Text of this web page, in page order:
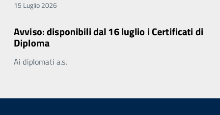
15 Luglio 2026
Avviso: disponibili dal 16 luglio i Certificati di
Diploma
Ai diplomati a.s.